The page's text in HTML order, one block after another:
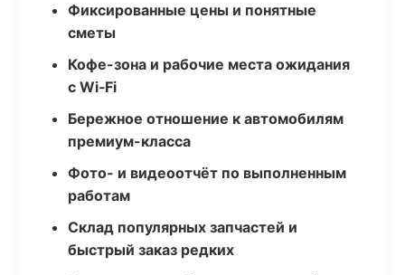
Фиксированные цены и понятные
сметы
Кофе-зона и рабочие места ожидания
с Wi‑Fi
Бережное отношение к автомобилям
премиум-класса
Фото- и видеоотчёт по выполненным
работам
Склад популярных запчастей и
быстрый заказ редких